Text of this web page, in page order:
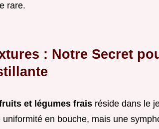
rare.
: Notre Secret
et légumes frais réside dans le
en bouche, mais une